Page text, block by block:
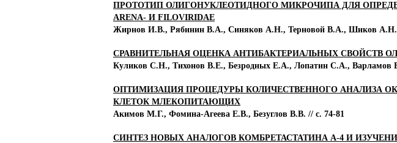
ПРОТОТИП ОЛИГОНУКЛЕОТИДНОГО МИКРОЧИПА ДЛЯ
ARENA- И FILOVIRIDAE
Жирнов И.В., Рябинин В.А., Синяков А.Н., Терновой В.А., Шиков А.Н.
СРАВНИТЕЛЬНАЯ ОЦЕНКА АНТИБАКТЕРИАЛЬНЫХ СВОЙСТВ
Куликов С.Н., Тихонов В.Е., Безродных Е.А., Лопатин С.А., Варламов
ОПТИМИЗАЦИЯ ПРОЦЕДУРЫ КОЛИЧЕСТВЕННОГО АНАЛИЗА
КЛЕТОК МЛЕКОПИТАЮЩИХ
Акимов М.Г., Фомина-Агеева Е.В., Безуглов В.В. // с. 74-81
СИНТЕЗ НОВЫХ АНАЛОГОВ КОМБРЕТАСТАТИНА А-4 И